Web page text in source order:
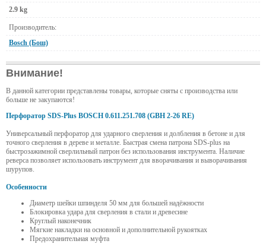
2.9 kg
Производитель:
Bosch (Бош)
Внимание!
В данной категории представлены товары, которые сняты с производства или
больше не закупаются!
Перфоратор SDS-Plus BOSCH 0.611.251.708 (GBH 2-26 RE)
Универсальный перфоратор для ударного сверления и долбления в бетоне и для
точного сверления в дереве и металле. Быстрая смена патрона SDS-plus на
быстрозажимной сверлильный патрон без использования инструмента. Наличие
реверса позволяет использовать инструмент для вворачивания и выворачивания
шурупов.
Особенности
Диаметр шейки шпинделя 50 мм для большей надёжности
Блокировка удара для сверления в стали и древесине
Круглый наконечник
Мягкие накладки на основной и дополнительной рукоятках
Предохранительная муфта